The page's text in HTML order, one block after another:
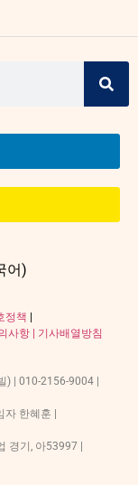
어)
정책
사항 | 기사배열방침
) | 010-2156-9004 |
자 한혜훈 |
경기, 아53997 |